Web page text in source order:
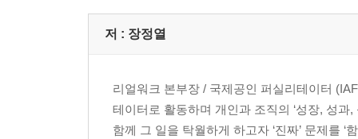
사례 : 마이크로소프트의 온라인 회의
3장. 60분 온라인 회의, 3가지 성공 전략
01 슬기로운 온라인 회의의 3가지 전략
02 집중도를 높이는 콤팩트 회의 (Compact
저 : 장정열
리얼워크 본부장 / 국제공인 퍼실리테이터
테이터로 활동하며 개인과 조직의 ‘성장, 성과
함께 그 일을 탁월하게 하고자 ‘진짜’ 문제를